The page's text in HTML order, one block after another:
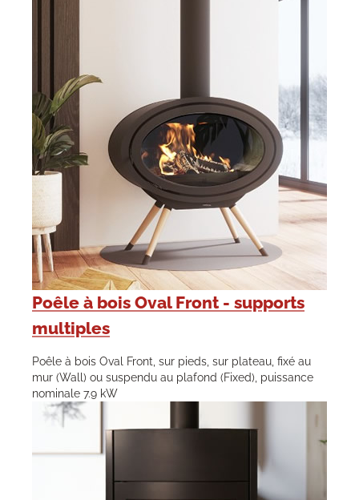
Poêle à bois Oval Front - supports
multiples
Poêle à bois Oval Front, sur pieds, sur plateau, fixé au
mur (Wall) ou suspendu au plafond (Fixed), puissance
nominale 7.9 kW